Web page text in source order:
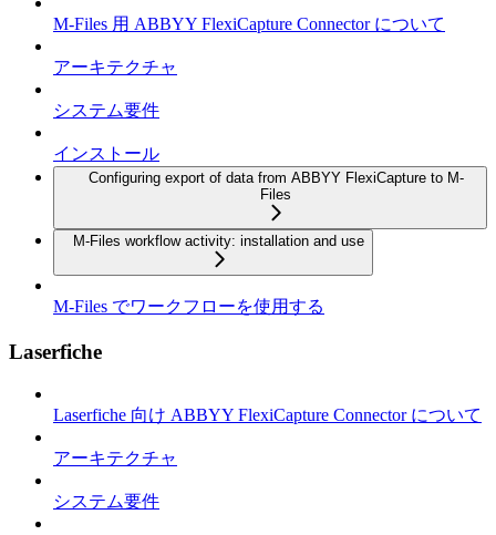
M-Files 用 ABBYY FlexiCapture Connector について
アーキテクチャ
システム要件
インストール
Configuring export of data from ABBYY FlexiCapture to M-
Files
M-Files workflow activity: installation and use
M-Files でワークフローを使用する
Laserfiche
Laserfiche 向け ABBYY FlexiCapture Connector について
アーキテクチャ
システム要件